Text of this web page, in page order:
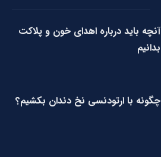
آنچه باید درباره اهدای خون و پلاکت
بدانیم
چگونه با ارتودنسی نخ دندان بکشیم؟